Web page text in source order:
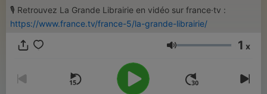
🎙️ Retrouvez La Grande Librairie en vidéo sur france·tv :
https://www.france.tv/france-5/la-grande-librairie/
Volumen 1 x